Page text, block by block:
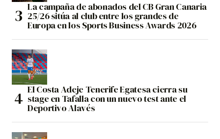
La campaña de abonados del CB Gran Canaria
25/26 sitúa al club entre los grandes de
Europa en los Sports Business Awards 2026
El Costa Adeje Tenerife Egatesa cierra su
stage en Tafalla con un nuevo test ante el
Deportivo Alavés